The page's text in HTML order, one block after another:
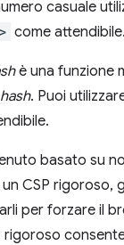
casuale
come attendibile.
è una funzione
hash. Puoi
basato su
CSP
per forzare il
rigoroso